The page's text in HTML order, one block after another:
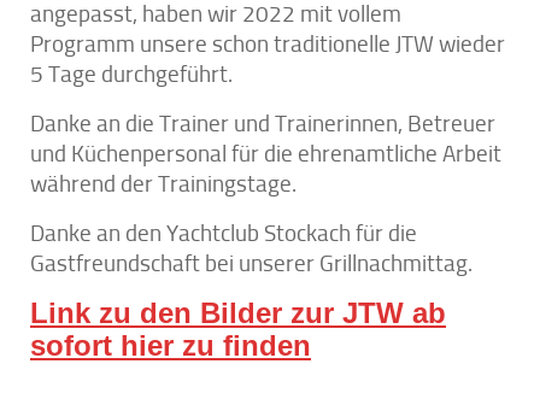
angepasst, haben wir 2022 mit vollem
Programm unsere schon traditionelle JTW wieder
5 Tage durchgeführt.
Danke an die Trainer und Trainerinnen, Betreuer
und Küchenpersonal für die ehrenamtliche Arbeit
während der Trainingstage.
Danke an den Yachtclub Stockach für die
Gastfreundschaft bei unserer Grillnachmittag.
Link zu den Bilder zur JTW ab
sofort hier zu finden